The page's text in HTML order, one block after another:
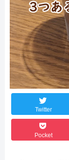
Twitter
Pocket